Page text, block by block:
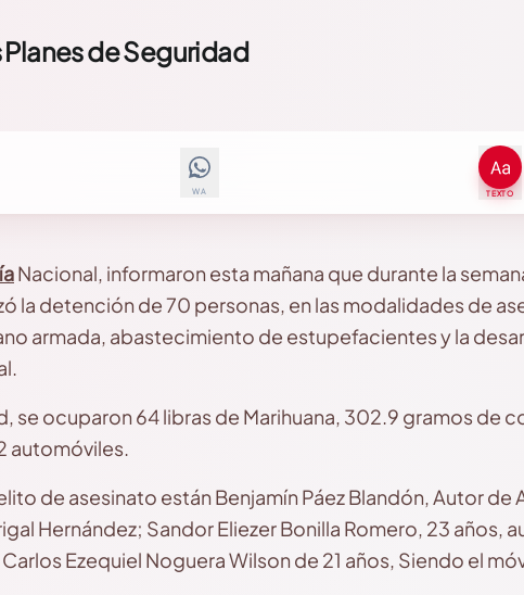
de Seguridad
WA TEXTO
Nacional, informaron esta mañana que durante la
la detención de 70 personas, en las modalidades de
armada, abastecimiento de estupefacientes y la
se ocuparon 64 libras de Marihuana, 302.9 gramos de
automóviles.
de asesinato están Benjamín Páez Blandón, Autor de
Hernández; Sandor Eliezer Bonilla Romero, 23 años,
Ezequiel Noguera Wilson de 21 años, Siendo el